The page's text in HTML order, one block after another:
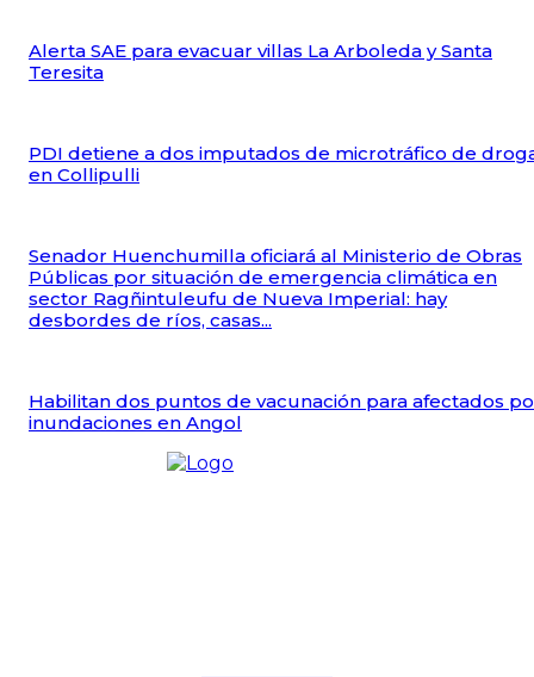
Alerta SAE para evacuar villas La Arboleda y Santa
Teresita
PDI detiene a dos imputados de microtráfico de
en Collipulli
Senador Huenchumilla oficiará al Ministerio de Obras
Públicas por situación de emergencia climática en
sector Ragñintuleufu de Nueva Imperial: hay
desbordes de ríos, casas...
Habilitan dos puntos de vacunación para afectados
inundaciones en Angol